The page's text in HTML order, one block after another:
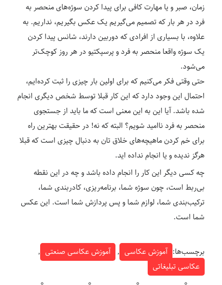
زمان، صبر و یا مهارت کافی برای پیدا کردن سوژه‌های منحصر به
فرد در هر بار که تصمیم می‌گیریم یک عکس بگیریم، نداریم. به
علاوه، با بسیاری از افرادی که دوربین دارند، شانس پیدا کردن
یک سوژه واقعا منحصر به فرد و پرسپکتیو در هر روز کوچک‌تر
می‌شود.
حتی وقتی فکر می‌کنیم که برای اولین بار چیزی را ثبت کرده‌ایم،
احتمال این وجود دارد که این کار قبلا توسط شخص دیگری انجام
شده‌ باشد. آیا این به این معنی است که ما باید از جستجوی
منحصر به فرد ناامید شویم؟ البته که نه! در حقیقت بهترین راه
برای خم کردن ماهیچه‌های خلاق تان به دنبال چیزی است که قبلا
هرگز ندیده و یا انجام نداده اید.
چه کسی دیگر این کار را انجام داده باشد و چه در این نقطه
بی‌ربط است، چون سوژه شما، برنامه‌ریزی، کادربندی شما،
ترکیب‌بندی شما، لوازم شما و پس پردازش شما است. این عکس
شما است.
برچسب‌ها: آموزش عکاسی , آموزش عکاسی صنعتی ,
عکاسی تبلیغاتی